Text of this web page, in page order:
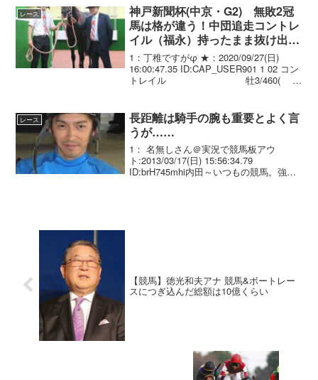
う。ずっと見ていて、出して行っ...
レース
神戸新聞杯(中京・G2) 無敗2冠
馬は格が違う！中団追走コントレ
イル（福永）持ったまま抜け出し
大楽勝！いざ菊花賞へ
1：丁稚ですがφ ★：2020/09/27(日)
16:00:47.35 ID:CAP_USER901 1 02 コン
トレイル 牡3/460(
レース
長距離は騎手の腕も重要とよく言
うが……
1： 名無しさん＠実況で競馬板アウ
ト:2013/03/17(日) 15:56:34.79
ID:brH745mhi内田～いつもの競馬。強引
【競馬】徳光和夫アナ 競馬&ボートレー
スにつぎ込んだ総額は10億くらい